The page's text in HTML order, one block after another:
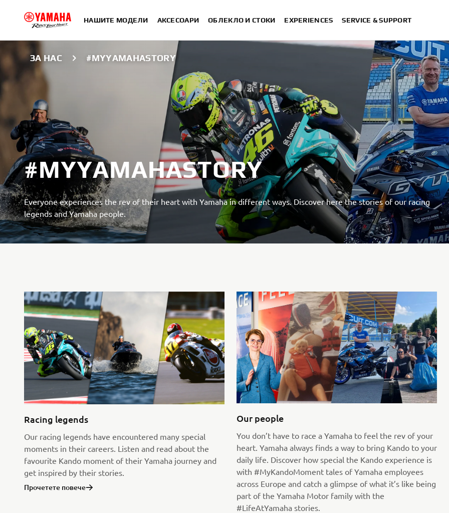
НАШИТЕ МОДЕЛИ АКСЕСОАРИ ОБЛЕКЛО И СТОКИ EXPERIENCES SERVICE & SUPPORT
ЗА НАС #MYYAMAHASTORY
#MYYAMAHASTORY
Everyone experiences the rev of their heart with Yamaha in different ways. Discover here the stories of our racing
legends and Yamaha people.
Racing legends
Our racing legends have encountered many special
moments in their careers. Listen and read about the
favourite Kando moment of their Yamaha journey and
get inspired by their stories.
Прочетете повече
Our people
You don’t have to race a Yamaha to feel the rev of your
heart. Yamaha always finds a way to bring Kando to your
daily life. Discover how special the Kando experience is
with #MyKandoMoment tales of Yamaha employees
across Europe and catch a glimpse of what it’s like being
part of the Yamaha Motor family with the
#LifeAtYamaha stories.